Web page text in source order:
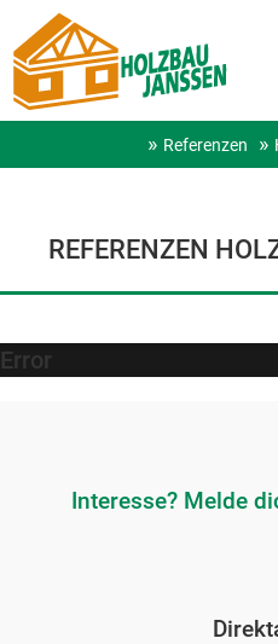
Referenzen
REFERENZEN
Error
Interesse? Melde